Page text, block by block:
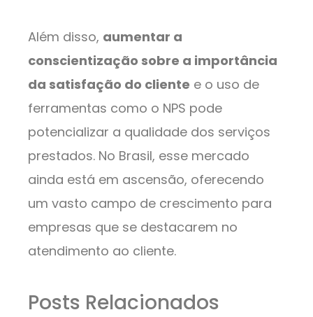
Além disso, aumentar a
conscientização sobre a importância
da satisfação do cliente e o uso de
ferramentas como o NPS pode
potencializar a qualidade dos serviços
prestados. No Brasil, esse mercado
ainda está em ascensão, oferecendo
um vasto campo de crescimento para
empresas que se destacarem no
atendimento ao cliente.
Posts Relacionados